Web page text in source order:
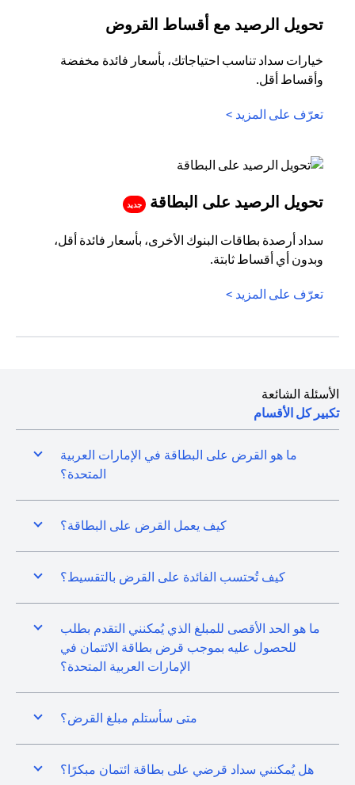
تحويل الرصيد مع أقساط القروض
خيارات سداد تناسب احتياجاتك، بأسعار فائدة مخفضة
وأقساط أقل.
تعرّف على المزيد >
تحويل الرصيد على البطاقة جديد (opens in a new tab)
سداد أرصدة بطاقات البنوك الأخرى، بأسعار فائدة أقل،
وبدون أي أقساط ثابتة.
تعرّف على المزيد >
الأسئلة الشائعة
تكبير كل الأقسام
ما هو القرض على البطاقة في الإمارات العربية
المتحدة؟
كيف يعمل القرض على البطاقة؟
كيف تُحتسب الفائدة على القرض بالتقسيط؟
ما هو الحد الأقصى للمبلغ الذي يُمكنني التقدم بطلب
للحصول عليه بموجب قرض بطاقة الائتمان في
الإمارات العربية المتحدة؟
متى سأستلم مبلغ القرض؟
هل يُمكنني سداد قرضي على بطاقة ائتمان مبكرًا؟